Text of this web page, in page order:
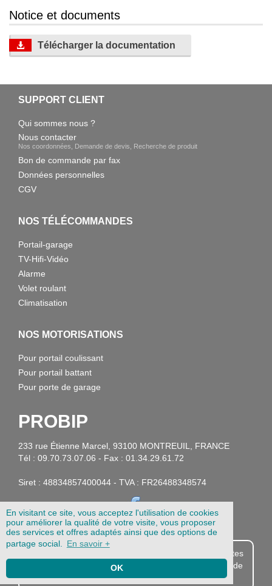
En visitant ce site, vous acceptez l'utilisation de cookies
pour améliorer la qualité de votre visite, vous proposer
des services et offres adaptés ainsi que des options de
partage social.
En savoir +
OK
Notice et documents
Télécharger la documentation
SUPPORT CLIENT
Qui sommes nous ?
Nous contacter
Nos coordonnées, Demande de devis, Recherche de produit
Bon de commande par fax
Données personnelles
CGV
NOS TÉLÉCOMMANDES
Portail-garage
TV-Hifi-Vidéo
Alarme
Volet roulant
Climatisation
NOS MOTORISATIONS
Pour portail coulissant
Pour portail battant
Pour porte de garage
PROBIP
233 rue Étienne Marcel, 93100 MONTREUIL, FRANCE
Tél : 09.70.73.07.06 - Fax : 01.34.29.61.72
Siret : 48834857400044 - TVA : FR26488348574
Probip.com est destiné aux professionnels. Si vous êtes
particulier, vous pouvez acheter vos télécommandes de
portail et garage sur1001Télécommandes.com